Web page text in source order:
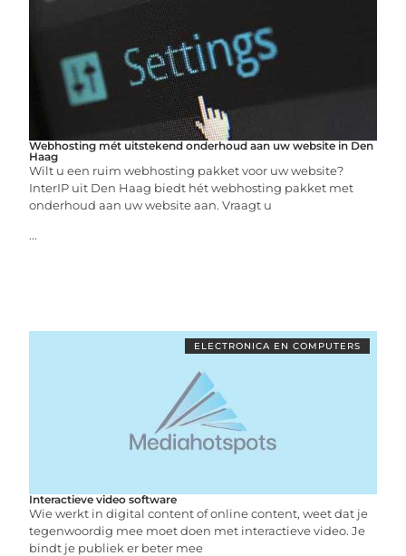
Webhosting mét uitstekend onderhoud aan uw website in Den
Haag
Wilt u een ruim webhosting pakket voor uw website?
InterIP uit Den Haag biedt hét webhosting pakket met
onderhoud aan uw website aan. Vraagt u
...
ELECTRONICA EN COMPUTERS
Interactieve video software
Wie werkt in digital content of online content, weet dat je
tegenwoordig mee moet doen met interactieve video. Je
bindt je publiek er beter mee